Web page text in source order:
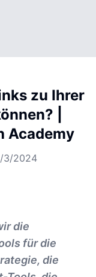
zu Ihrer
|
Academy
3/2024
die
für die
die